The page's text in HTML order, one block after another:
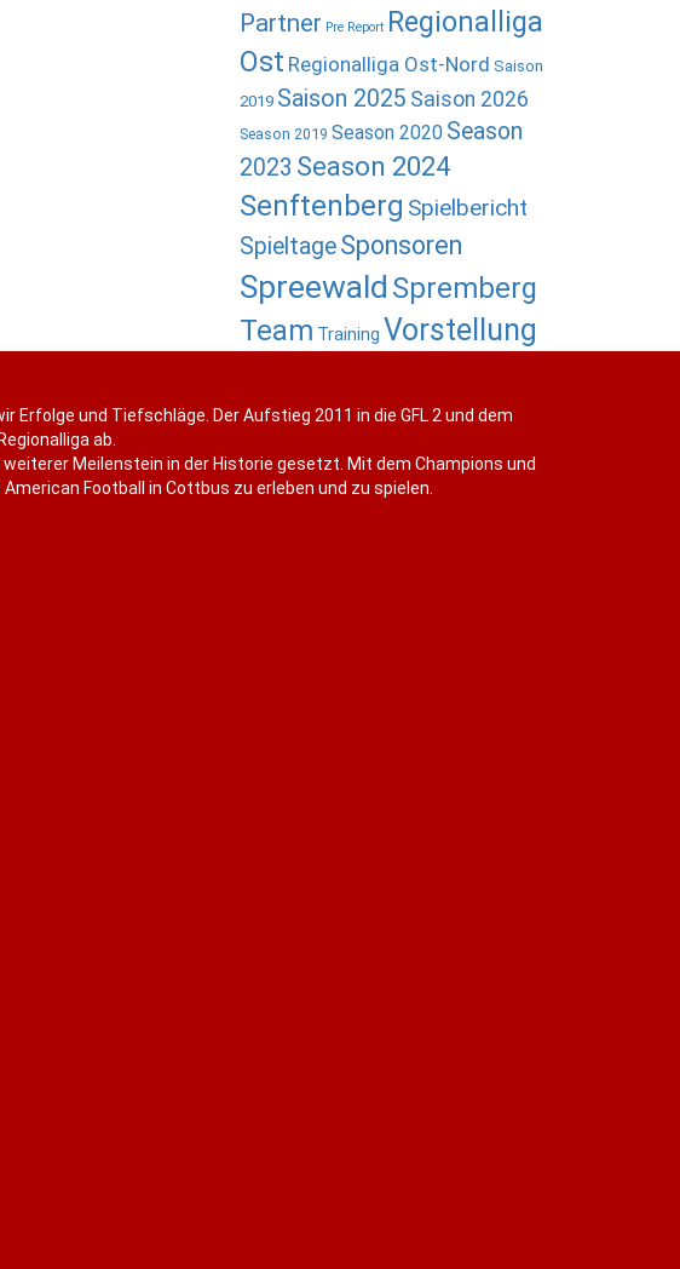
Partner Pre Report Regionalliga
Ost Regionalliga Ost-Nord Saison
2019 Saison 2025 Saison 2026
Season 2019 Season 2020 Season
2023 Season 2024
Senftenberg Spielbericht
SpieltageSponsoren
Spreewald Spremberg
Team Training Vorstellung
und Tiefschläge. Der Aufstieg 2011 in die GFL 2 und dem
ab.
Meilenstein in der Historie gesetzt. Mit dem Champions und
Football in Cottbus zu erleben und zu spielen.